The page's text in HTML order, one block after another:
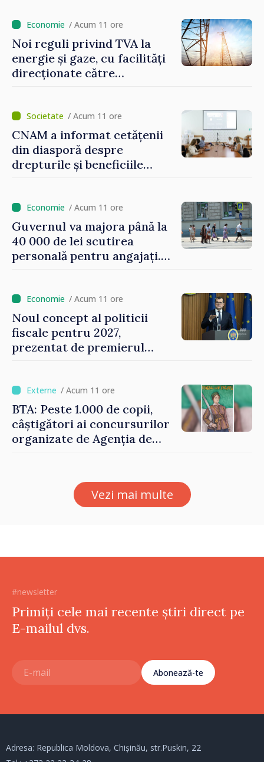
/ Acum 11 ore
Noi reguli privind TVA la
energie și gaze, cu facilități
direcționate către
/ Acum 11 ore
CNAM a informat cetățenii
din diasporă despre
drepturile și beneficiile
/ Acum 11 ore
Guvernul va majora până la
40 000 de lei scutirea
personală pentru angajați.
oamenilor”/ Acum 11 ore
Noul concept al politicii
fiscale pentru 2027,
prezentat de premierul
investițiile, taxăm viciile și
echilibrăm taxarea
consumului”
/ Acum 11 ore
BTA: Peste 1.000 de copii,
câștigători ai concursurilor
organizate de Agenția de
Vezi mai multe
#newsletter
Primiți cele mai recente știri direct pe
E-mailul dvs.
Abonează-te
Adresa: Republica Moldova, Chișinău, str.Puskin, 22